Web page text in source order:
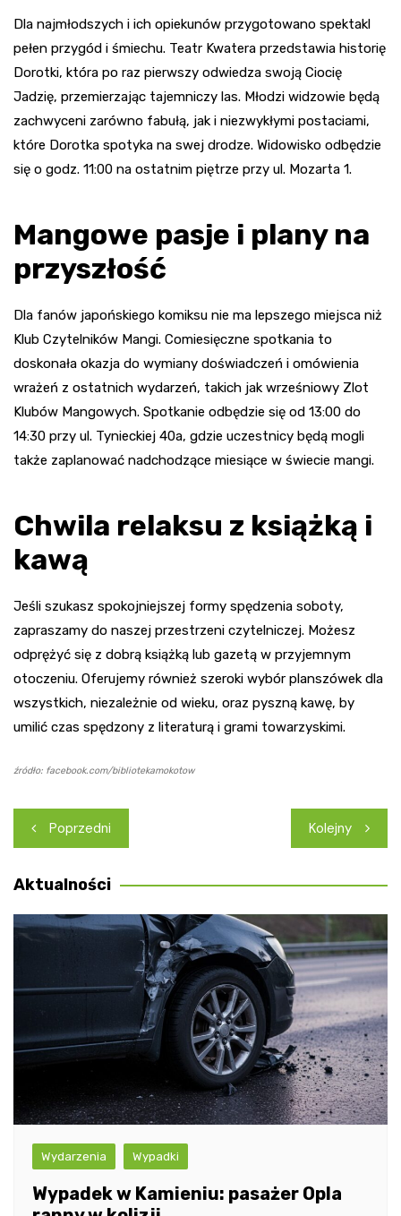
Dla najmłodszych i ich opiekunów przygotowano spektakl
pełen przygód i śmiechu. Teatr Kwatera przedstawia historię
Dorotki, która po raz pierwszy odwiedza swoją Ciocię
Jadzię, przemierzając tajemniczy las. Młodzi widzowie będą
zachwyceni zarówno fabułą, jak i niezwykłymi postaciami,
które Dorotka spotyka na swej drodze. Widowisko odbędzie
się o godz. 11:00 na ostatnim piętrze przy ul. Mozarta 1.
Mangowe pasje i plany na
przyszłość
Dla fanów japońskiego komiksu nie ma lepszego miejsca niż
Klub Czytelników Mangi. Comiesięczne spotkania to
doskonała okazja do wymiany doświadczeń i omówienia
wrażeń z ostatnich wydarzeń, takich jak wrześniowy Zlot
Klubów Mangowych. Spotkanie odbędzie się od 13:00 do
14:30 przy ul. Tynieckiej 40a, gdzie uczestnicy będą mogli
także zaplanować nadchodzące miesiące w świecie mangi.
Chwila relaksu z książką i
kawą
Jeśli szukasz spokojniejszej formy spędzenia soboty,
zapraszamy do naszej przestrzeni czytelniczej. Możesz
odprężyć się z dobrą książką lub gazetą w przyjemnym
otoczeniu. Oferujemy również szeroki wybór planszówek dla
wszystkich, niezależnie od wieku, oraz pyszną kawę, by
umilić czas spędzony z literaturą i grami towarzyskimi.
źródło: facebook.com/bibliotekamokotow
Nawigacja
wpisu
Poprzedni Kolejny
Aktualności
Wydarzenia Wypadki
Wypadek w Kamieniu: pasażer Opla